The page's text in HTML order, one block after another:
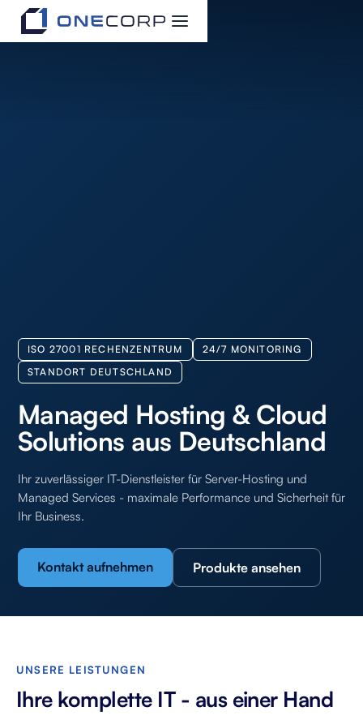
ISO 27001 RECHENZENTRUM
24/7 MONITORING
STANDORT DEUTSCHLAND
Managed Hosting & Cloud
Solutions aus Deutschland
Ihr zuverlässiger IT-Dienstleister für Server-Hosting und
Managed Services - maximale Performance und Sicherheit für
Ihr Business.
Kontakt aufnehmen Produkte ansehen
UNSERE LEISTUNGEN
Ihre komplette IT - aus einer Hand